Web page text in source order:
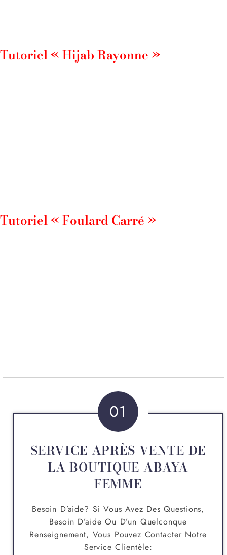
Tutoriel « Hijab Rayonne »
Tutoriel « Foulard Carré »
01
SERVICE APRÈS VENTE DE
LA BOUTIQUE ABAYA
FEMME
Besoin D’aide? Si Vous Avez Des Questions,
Besoin D’aide Ou D’un Quelconque
Renseignement, Vous Pouvez Contacter Notre
Service Clientèle: